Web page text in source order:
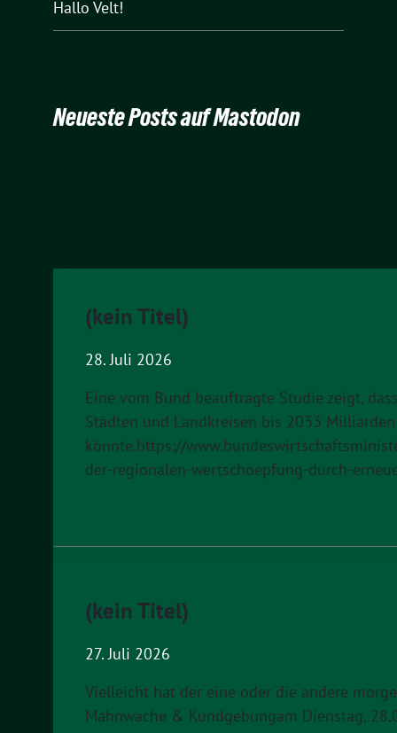
Hallo Velt!
Neueste Posts auf Mastodon
(kein Titel)
28. Juli 2026
Eine vom Bund beauftragte Studie zeigt,
Städten und Landkreisen bis 2033
könnte.https://
der-regionalen-wertschoepfung-durch-
(kein Titel)
27. Juli 2026
Vielleicht hat der eine oder die andere
Mahnwache & Kundgebungam Dienstag,